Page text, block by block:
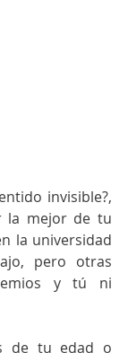
invisible?,
la mejor de tu
la universidad
pero otras
y tú ni